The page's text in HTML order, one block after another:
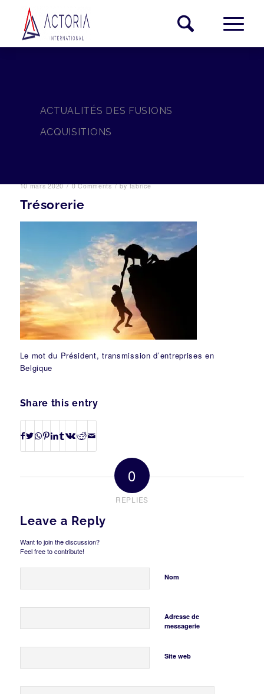
ACTUALITÉS DES FUSIONS
ACQUISITIONS
10 mars 2020 / 0 Comments / byfabrice
Trésorerie
Le mot du Président, transmission d’entreprises en
Belgique
Share this entry
0
REPLIES
Leave a Reply
Want to join the discussion?
Feel free to contribute!
Nom
Adresse de
messagerie
Site web